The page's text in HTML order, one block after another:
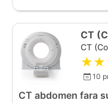
CT
CT
10
CT abdomen fara